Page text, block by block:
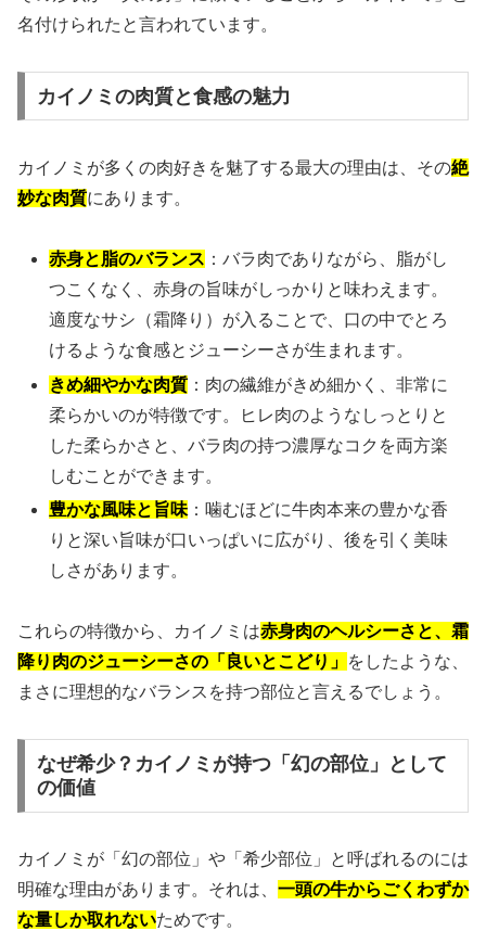
名付けられたと言われています。
カイノミの肉質と食感の魅力
カイノミが多くの肉好きを魅了する最大の理由は、その絶
妙な肉質にあります。
赤身と脂のバランス ：バラ肉でありながら、脂がし
つこくなく、赤身の旨味がしっかりと味わえます。
適度なサシ（霜降り）が入ることで、口の中でとろ
けるような食感とジューシーさが生まれます。
きめ細やかな肉質 ：肉の繊維がきめ細かく、非常に
柔らかいのが特徴です。ヒレ肉のようなしっとりと
した柔らかさと、バラ肉の持つ濃厚なコクを両方楽
しむことができます。
豊かな風味と旨味 ：噛むほどに牛肉本来の豊かな香
りと深い旨味が口いっぱいに広がり、後を引く美味
しさがあります。
これらの特徴から、カイノミは赤身肉のヘルシーさと、霜
降り肉のジューシーさの「良いとこどり」 をしたような、
まさに理想的なバランスを持つ部位と言えるでしょう。
なぜ希少？カイノミが持つ「幻の部位」として
の価値
カイノミが「幻の部位」や「希少部位」と呼ばれるのには
明確な理由があります。それは、 一頭の牛からごくわずか
な量しか取れないためです。